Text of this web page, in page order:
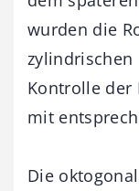
wurden die
zylindrischen
Kontrolle der
mit
Die